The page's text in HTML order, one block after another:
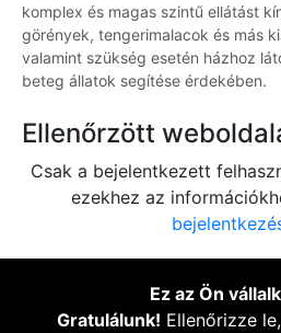
komplex és magas szintű ellátást
görények, tengerimalacok és más
valamint szükség esetén házhoz
beteg állatok segítése érdekében.
Ellenőrzött
Csak a bejelentkezett
ezekhez az
Ez az Ön
Gratulálunk! Ellenőrizze